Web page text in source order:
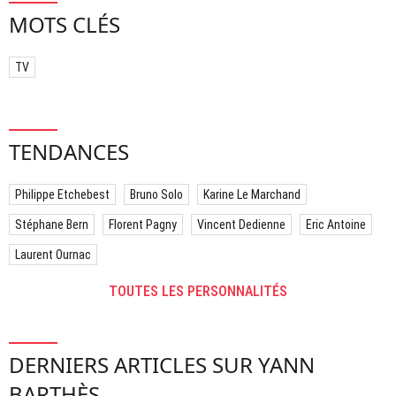
MOTS CLÉS
TV
TENDANCES
Philippe Etchebest Bruno Solo Karine Le Marchand
Stéphane Bern Florent Pagny Vincent Dedienne Eric Antoine
Laurent Ournac
TOUTES LES PERSONNALITÉS
DERNIERS ARTICLES SUR YANN